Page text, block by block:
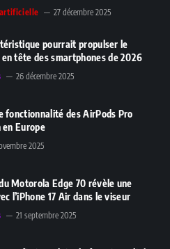
27 décembre 2025
pourrait propulser le
tête des smartphones de 2026
26 décembre 2025
fonctionnalité des AirPods Pro
Europe
2025
Motorola Edge 70 révèle une
l’iPhone 17 Air dans le viseur
21 septembre 2025